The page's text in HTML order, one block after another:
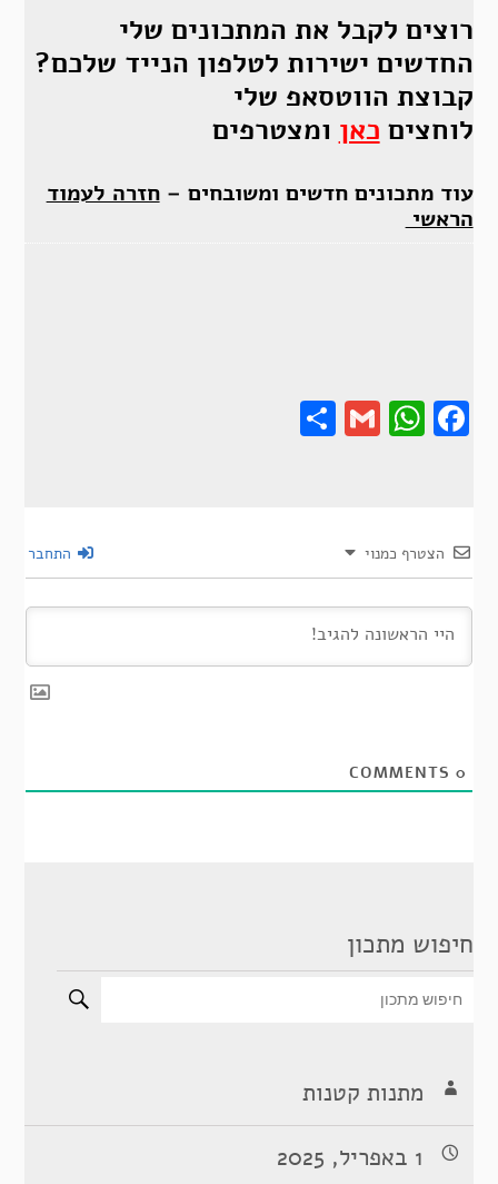
רוצים לקבל את המתכונים שלי
החדשים ישירות לטלפון הנייד שלכם?
קבוצת הווטסאפ שלי
לוחצים כאן ומצטרפים
עוד מתכונים חדשים ומשובחים –חזרה לעמוד
הראשי
Gmail
Share
הצטרף כמנוי התחבר
0
חיפוש מתכון
מתנות קטנות
1 באפריל, 2025